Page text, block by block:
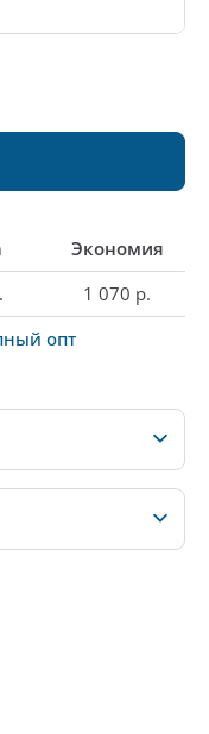
Экономия
1 070 р.
опт